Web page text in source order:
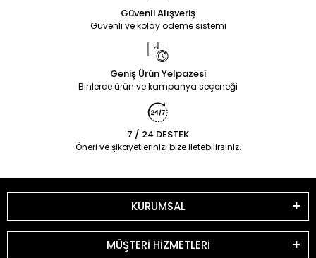
Güvenli Alışveriş
Güvenli ve kolay ödeme sistemi
Geniş Ürün Yelpazesi
Binlerce ürün ve kampanya seçeneği
7 / 24 DESTEK
Öneri ve şikayetlerinizi bize iletebilirsiniz.
KURUMSAL
MÜŞTERİ HİZMETLERİ